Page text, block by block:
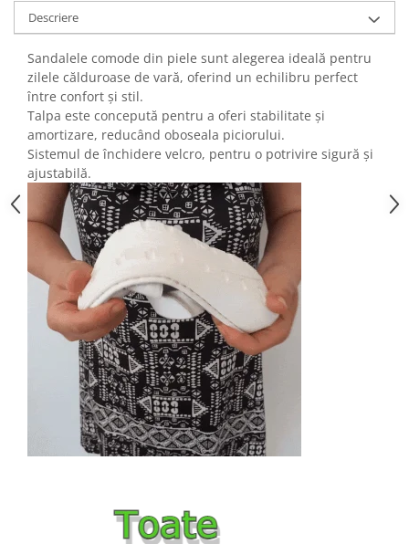
Descriere
Sandalele comode din piele sunt alegerea ideală pentru
zilele călduroase de vară, oferind un echilibru perfect
între confort și stil.
Talpa este concepută pentru a oferi stabilitate și
amortizare, reducând oboseala piciorului.
Sistemul de închidere velcro, pentru o potrivire sigură și
ajustabilă.